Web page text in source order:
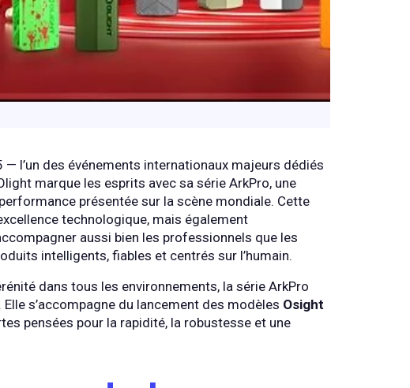
l’un des événements internationaux majeurs dédiés
marque les esprits avec sa série ArkPro, une
présentée sur la scène mondiale. Cette
technologique, mais également
aussi bien les professionnels que les
intelligents, fiables et centrés sur l’humain.
dans tous les environnements, la série ArkPro
s’accompagne du lancement des modèles Osight
pensées pour la rapidité, la robustesse et une